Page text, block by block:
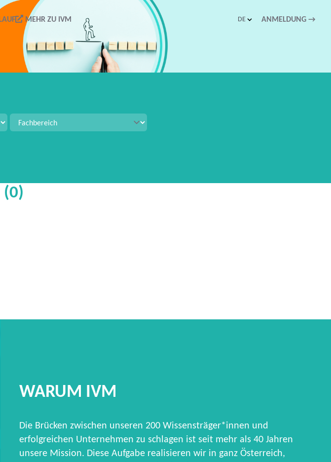
MEHR ZU IVM DE ANMELDUNG →
(0)
WARUM IVM
Die Brücken zwischen unseren 200 Wissensträger*innen und
erfolgreichen Unternehmen zu schlagen ist seit mehr als 40 Jahren
unsere Mission. Diese Aufgabe realisieren wir in ganz Österreich,